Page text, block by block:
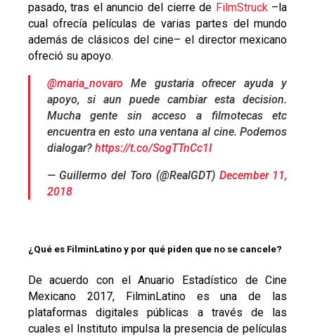
pasado, tras el anuncio del cierre de FilmStruck–la
cual ofrecía películas de varias partes del mundo
además de clásicos del cine– el director mexicano
ofreció su apoyo.
@maria_novaroMe gustaria ofrecer ayuda y
apoyo, si aun puede cambiar esta decision.
Mucha gente sin acceso a filmotecas etc
encuentra en esto una ventana al cine. Podemos
dialogar? https://t.co/SogTTnCc1I
— Guillermo del Toro (@RealGDT) December 11,
2018
¿Qué es FilminLatino y por qué piden que no se cancele?
De acuerdo con el Anuario Estadístico de Cine
Mexicano 2017, FilminLatino es una de las
plataformas digitales públicas a través de las
cuales el Instituto impulsa la presencia de películas